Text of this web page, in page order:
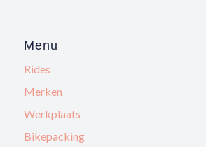
Menu
Rides
Merken
Werkplaats
Bikepacking